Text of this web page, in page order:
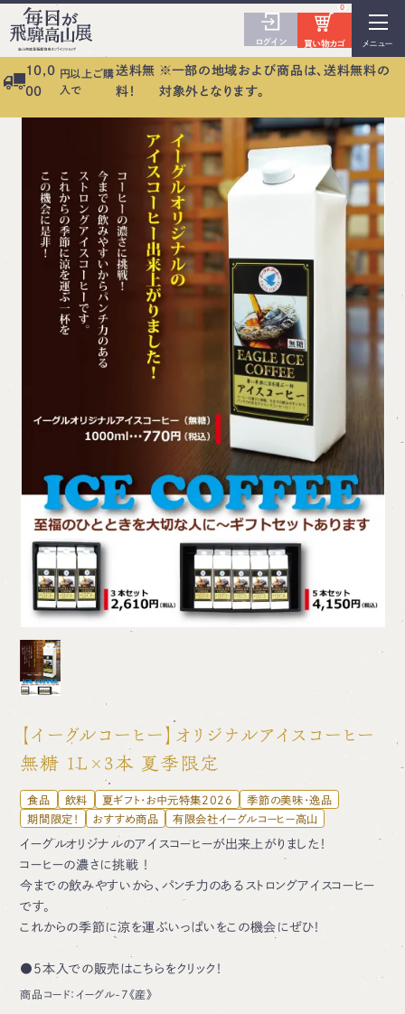
メニュー
ログイン 買い物カゴ
0
10,0
00
円以上ご購
入で
送料無
料！
※一部の地域および商品は、送料無料の
対象外となります。
【イーグルコーヒー】オリジナルアイスコーヒー
無糖 1L×3本 夏季限定
食品 飲料 夏ギフト・お中元特集2026
季節の美味・逸品
期間限定！
おすすめ商品 有限会社イーグルコーヒー高山
イーグルオリジナルのアイスコーヒーが出来上がりました！
コーヒーの濃さに挑戦 ！
今までの飲みやすいから、パンチ力のあるストロングアイスコーヒー
です。
これからの季節に涼を運ぶいっぱいをこの機会にぜひ！
● 5本入での販売はこちらをクリック！
商品コード：イーグル-7《産》